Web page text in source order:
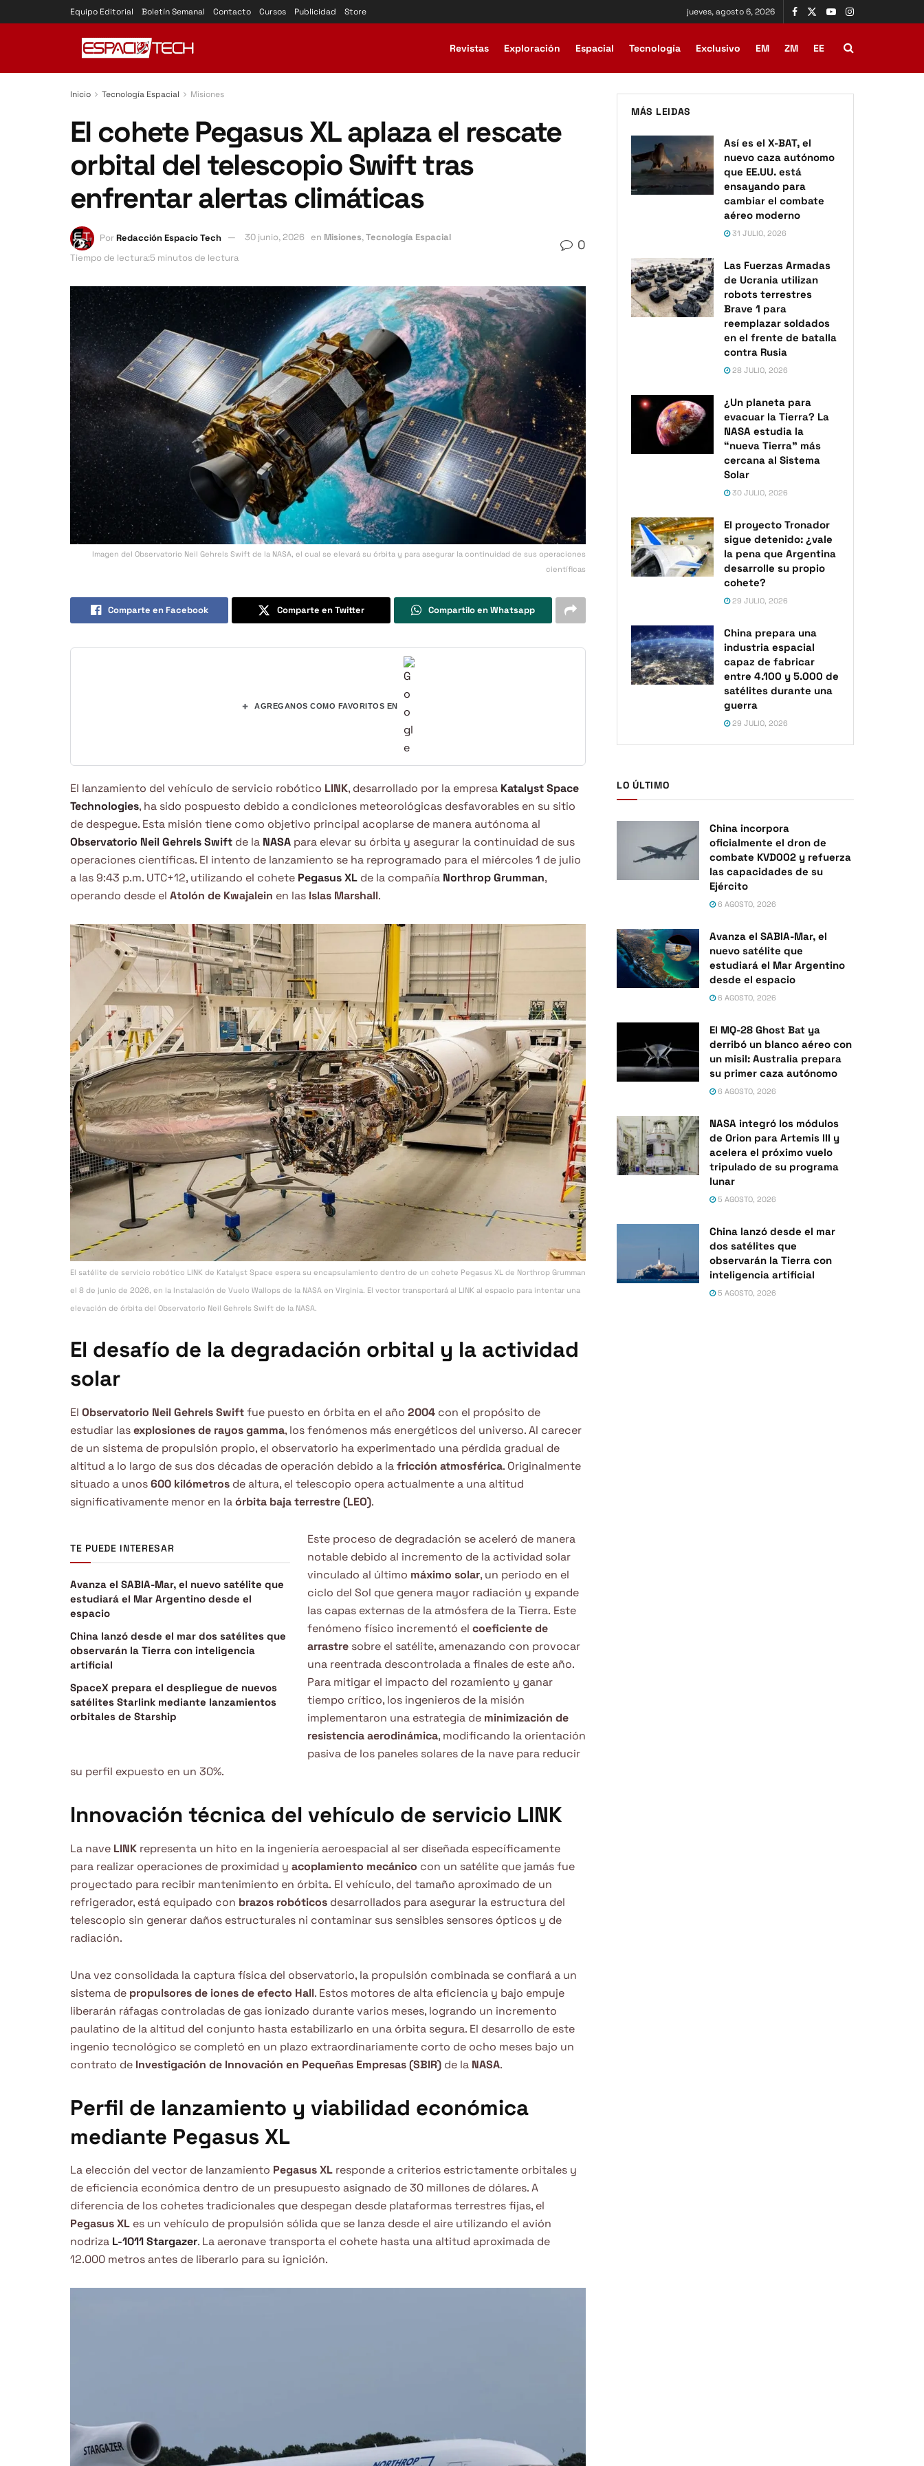
Equipo Editorial Boletín Semanal Contacto Cursos Publicidad Store jueves, agosto 6, 2026
Revistas Exploración Espacial Tecnología Exclusivo EM ZM EE
Inicio Tecnología Espacial Misiones
El cohete Pegasus XL aplaza el rescate
orbital del telescopio Swift tras
enfrentar alertas climáticas
PorRedacción Espacio Tech 30 junio, 2026 en Misiones,Tecnología Espacial
Tiempo de lectura:5 minutos de lectura
0
Imagen del Observatorio Neil Gehrels Swift de la NASA, el cual se elevará su órbita y para asegurar la continuidad de sus operaciones
científicas
Comparte en Facebook Comparte en Twitter Compartilo en Whatsapp
+ AGREGANOS COMO FAVORITOS EN
El lanzamiento del vehículo de servicio robótico LINK, desarrollado por la empresa Katalyst Space
Technologies, ha sido pospuesto debido a condiciones meteorológicas desfavorables en su sitio
de despegue. Esta misión tiene como objetivo principal acoplarse de manera autónoma al
Observatorio Neil Gehrels Swift de la NASA para elevar su órbita y asegurar la continuidad de sus
operaciones científicas. El intento de lanzamiento se ha reprogramado para el miércoles 1 de julio
a las 9:43 p.m. UTC+12, utilizando el cohete Pegasus XL de la compañía Northrop Grumman,
operando desde el Atolón de Kwajalein en las Islas Marshall.
El satélite de servicio robótico LINK de Katalyst Space espera su encapsulamiento dentro de un cohete Pegasus XL de Northrop Grumman
el 8 de junio de 2026, en la Instalación de Vuelo Wallops de la NASA en Virginia. El vector transportará al LINK al espacio para intentar una
elevación de órbita del Observatorio Neil Gehrels Swift de la NASA.
El desafío de la degradación orbital y la actividad
solar
El Observatorio Neil Gehrels Swiftfue puesto en órbita en el año 2004 con el propósito de
estudiar lasexplosiones de rayos gamma, los fenómenos más energéticos del universo. Al carecer
de un sistema de propulsión propio, el observatorio ha experimentado una pérdida gradual de
altitud a lo largo de sus dos décadas de operación debido a lafricción atmosférica. Originalmente
situado a unos600 kilómetros de altura, el telescopio opera actualmente a una altitud
significativamente menor en laórbita baja terrestre (LEO).
TE PUEDE INTERESAR
Avanza el SABIA-Mar, el nuevo satélite que
estudiará el Mar Argentino desde el
espacio
China lanzó desde el mar dos satélites que
observarán la Tierra con inteligencia
artificial
SpaceX prepara el despliegue de nuevos
satélites Starlink mediante lanzamientos
orbitales de Starship
Este proceso de degradación se aceleró de manera
notable debido al incremento de la actividad solar
vinculado al último máximo solar, un periodo en el
ciclo del Sol que genera mayor radiación y expande
las capas externas de la atmósfera de la Tierra. Este
fenómeno físico incrementó el coeficiente de
arrastre sobre el satélite, amenazando con provocar
una reentrada descontrolada a finales de este año.
Para mitigar el impacto del rozamiento y ganar
tiempo crítico, los ingenieros de la misión
implementaron una estrategia de minimización de
resistencia aerodinámica, modificando la orientación
pasiva de los paneles solares de la nave para reducir
su perfil expuesto en un 30%.
Innovación técnica del vehículo de servicio LINK
La nave LINK representa un hito en la ingeniería aeroespacial al ser diseñada específicamente
para realizar operaciones de proximidad y acoplamiento mecánico con un satélite que jamás fue
proyectado para recibir mantenimiento en órbita. El vehículo, del tamaño aproximado de un
refrigerador, está equipado con brazos robóticos desarrollados para asegurar la estructura del
telescopio sin generar daños estructurales ni contaminar sus sensibles sensores ópticos y de
radiación.
Una vez consolidada la captura física del observatorio, la propulsión combinada se confiará a un
sistema de propulsores de iones de efecto Hall. Estos motores de alta eficiencia y bajo empuje
liberarán ráfagas controladas de gas ionizado durante varios meses, logrando un incremento
paulatino de la altitud del conjunto hasta estabilizarlo en una órbita segura. El desarrollo de este
ingenio tecnológico se completó en un plazo extraordinariamente corto de ocho meses bajo un
contrato de Investigación de Innovación en Pequeñas Empresas (SBIR) de la NASA.
Perfil de lanzamiento y viabilidad económica
mediante Pegasus XL
La elección del vector de lanzamiento Pegasus XL responde a criterios estrictamente orbitales y
de eficiencia económica dentro de un presupuesto asignado de 30 millones de dólares. A
diferencia de los cohetes tradicionales que despegan desde plataformas terrestres fijas, el
Pegasus XL es un vehículo de propulsión sólida que se lanza desde el aire utilizando el avión
nodriza L-1011 Stargazer. La aeronave transporta el cohete hasta una altitud aproximada de
12.000 metros antes de liberarlo para su ignición.
MÁS LEIDAS
Así es el X-BAT, el
nuevo caza autónomo
que EE.UU. está
ensayando para
cambiar el combate
aéreo moderno
31 JULIO, 2026
Las Fuerzas Armadas
de Ucrania utilizan
robots terrestres
Brave 1 para
reemplazar soldados
en el frente de batalla
contra Rusia
28 JULIO, 2026
¿Un planeta para
evacuar la Tierra? La
NASA estudia la
“nueva Tierra” más
cercana al Sistema
Solar
30 JULIO, 2026
El proyecto Tronador
sigue detenido: ¿vale
la pena que Argentina
desarrolle su propio
cohete?
29 JULIO, 2026
China prepara una
industria espacial
capaz de fabricar
entre 4.100 y 5.000 de
satélites durante una
guerra
29 JULIO, 2026
LO ÚLTIMO
China incorpora
oficialmente el dron de
combate KVD002 y refuerza
las capacidades de su
Ejército
6 AGOSTO, 2026
Avanza el SABIA-Mar, el
nuevo satélite que
estudiará el Mar Argentino
desde el espacio
6 AGOSTO, 2026
El MQ-28 Ghost Bat ya
derribó un blanco aéreo con
un misil: Australia prepara
su primer caza autónomo
6 AGOSTO, 2026
NASA integró los módulos
de Orion para Artemis III y
acelera el próximo vuelo
tripulado de su programa
lunar
5 AGOSTO, 2026
China lanzó desde el mar
dos satélites que
observarán la Tierra con
inteligencia artificial
5 AGOSTO, 2026